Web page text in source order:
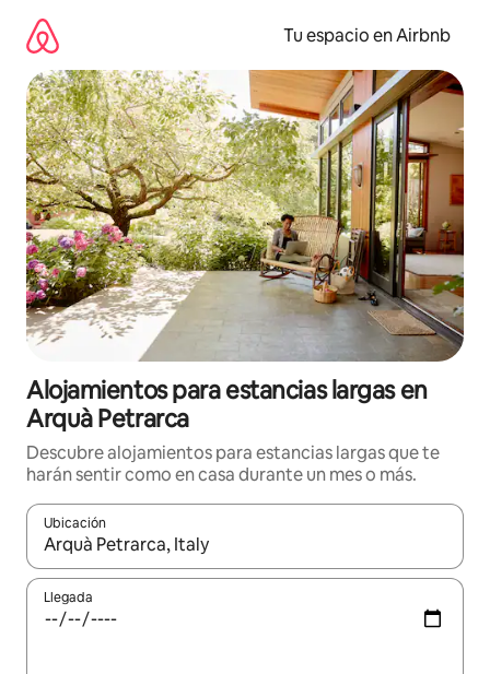
contenido
Tu espacio en Airbnb
Alojamientos para estancias largas en
Arquà Petrarca
Descubre alojamientos para estancias largas que te
harán sentir como en casa durante un mes o más.
Ubicación
Cuando los resultados estén disponibles, podrás navegar
Llegada